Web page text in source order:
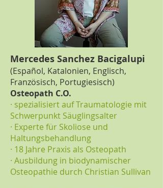
Mercedes Sanchez Bacigalupi
(Español, Katalonien, Englisch,
Französisch, Portugiesisch)
Osteopath C.O.
· spezialisiert auf Traumatologie mit
Schwerpunkt Säuglingsalter
· Experte für Skoliose und
Haltungsbehandlung
· 18 Jahre Praxis als Osteopath
· Ausbildung in biodynamischer
Osteopathie durch Christian Sullivan